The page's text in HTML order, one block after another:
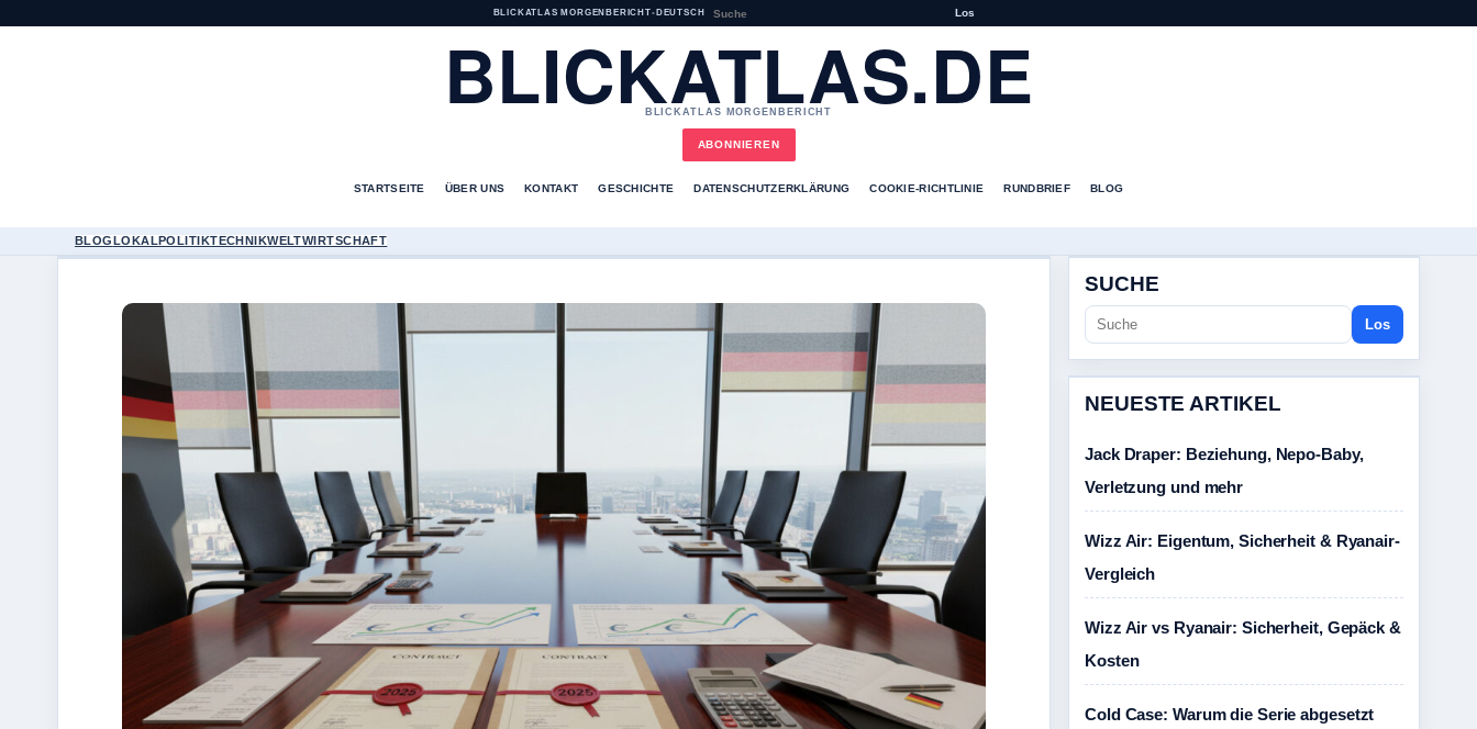
BLICKATLAS MORGENBERICHT• DEUTSCH Los
BLICKATLAS.DE
BLICKATLAS MORGENBERICHT
ABONNIEREN
STARTSEITE ÜBER UNS KONTAKT GESCHICHTE DATENSCHUTZERKLÄRUNG COOKIE-RICHTLINIE RUNDBRIEF BLOG
BLOGLOKALPOLITIKTECHNIKWELTWIRTSCHAFT
SUCHE
Los
NEUESTE ARTIKEL
Jack Draper: Beziehung, Nepo-Baby,
Verletzung und mehr
Wizz Air: Eigentum, Sicherheit & Ryanair-
Vergleich
Wizz Air vs Ryanair: Sicherheit, Gepäck &
Kosten
Cold Case: Warum die Serie abgesetzt